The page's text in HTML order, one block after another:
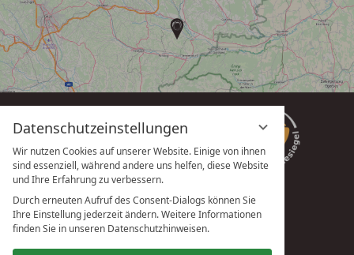
Datenschutzeinstellungen
Wir nutzen Cookies auf unserer Website. Einige von ihnen
sind essenziell, während andere uns helfen, diese Website
und Ihre Erfahrung zu verbessern.
Durch erneuten Aufruf des Consent-Dialogs können Sie
Ihre Einstellung jederzeit ändern. Weitere Informationen
finden Sie in unseren Datenschutzhinweisen.
vioma GmbH